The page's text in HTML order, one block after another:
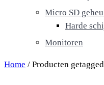
Micro SD
Harde
Monitoren
Home / Producten